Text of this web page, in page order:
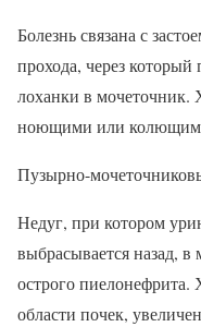
Болезнь связана с
прохода, через
лоханки в мочеточник.
ноющими или
Пузырно-
Недуг, при котором
выбрасывается назад, в
острого
области почек,